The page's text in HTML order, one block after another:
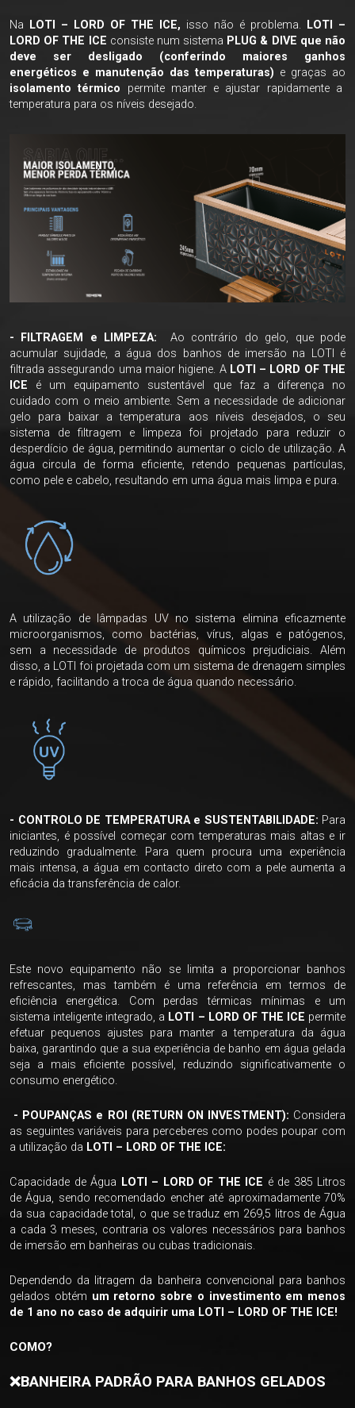
Na LOTI – LORD OF THE ICE, isso não é problema.
LOTI –
LORD OF THE ICE consiste num sistema PLUG & DIVE que não
deve ser desligado (conferindo maiores ganhos
energéticos e manutenção das temperaturas) e graças ao
isolamento térmico permite manter e ajustar rapidamente a
temperatura para os níveis desejado.
- FILTRAGEM e LIMPEZA: Ao contrário do gelo, que pode
acumular sujidade, a água dos banhos de imersão na LOTI é
filtrada assegurando uma maior higiene. A LOTI – LORD OF THE
ICE é um equipamento sustentável que faz a diferença no
cuidado com o meio ambiente. Sem a necessidade de adicionar
gelo para baixar a temperatura aos níveis desejados, o seu
sistema de filtragem e limpeza foi projetado para reduzir o
desperdício de água, permitindo aumentar o ciclo de utilização. A
água circula de forma eficiente, retendo pequenas partículas,
como pele e cabelo, resultando em uma água mais limpa e pura.
A utilização de lâmpadas UV no sistema elimina eficazmente
microorganismos, como bactérias, vírus, algas e patógenos,
sem a necessidade de produtos químicos prejudiciais. Além
disso, a LOTI foi projetada com um sistema de drenagem simples
e rápido, facilitando a troca de água quando necessário.
- CONTROLO DE TEMPERATURA e SUSTENTABILIDADE: Para
iniciantes, é possível começar com temperaturas mais altas e ir
reduzindo gradualmente. Para quem procura uma experiência
mais intensa, a água em contacto direto com a pele aumenta a
eficácia da transferência de calor.
Este novo equipamento não se limita a proporcionar banhos
refrescantes, mas também é uma referência em termos de
eficiência energética. Com perdas térmicas mínimas e um
sistema inteligente integrado, a LOTI – LORD OF THE ICE permite
efetuar pequenos ajustes para manter a temperatura da água
baixa, garantindo que a sua experiência de banho em água gelada
seja a mais eficiente possível, reduzindo significativamente o
consumo energético.
- POUPANÇAS e ROI (RETURN ON INVESTMENT): Considera
as seguintes variáveis para perceberes como podes poupar com
a utilização da LOTI – LORD OF THE ICE:
Capacidade de Água LOTI – LORD OF THE ICE é de 385 Litros
de Água, sendo recomendado encher até aproximadamente 70%
da sua capacidade total, o que se traduz em 269,5 litros de Água
a cada 3 meses, contraria os valores necessários para banhos
de imersão em banheiras ou cubas tradicionais.
Dependendo da litragem da banheira convencional para banhos
gelados obtém um retorno sobre o investimento em menos
de 1 ano no caso de adquirir uma LOTI – LORD OF THE ICE!
COMO?
❌️BANHEIRA PADRÃO PARA BANHOS GELADOS